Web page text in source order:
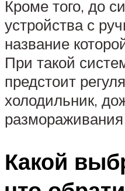
Кроме того, до
устройства с
название
При такой
предстоит
холодильник,
Какой